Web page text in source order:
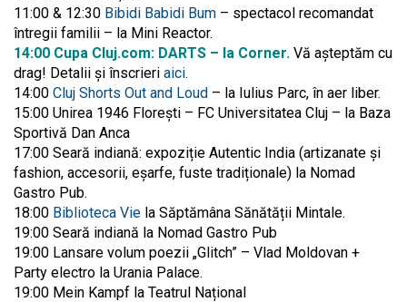
11:00 & 12:30 Bibidi Babidi Bum – spectacol recomandat
întregii familii – la Mini Reactor.
14:00 Cupa Cluj.com: DARTS – la Corner. Vă așteptăm cu
drag! Detalii și înscrieri aici.
14:00 Cluj Shorts Out and Loud – la Iulius Parc, în aer liber.
15:00 Unirea 1946 Florești – FC Universitatea Cluj – la Baza
Sportivă Dan Anca
17:00 Seară indiană: expoziție Autentic India (artizanate și
fashion, accesorii, eșarfe, fuste tradiționale) la Nomad
Gastro Pub.
18:00 Biblioteca Vie la Săptămâna Sănătății Mintale.
19:00 Seară indiană la Nomad Gastro Pub
19:00 Lansare volum poezii „Glitch” – Vlad Moldovan +
Party electro la Urania Palace.
19:00 Mein Kampf la Teatrul Național